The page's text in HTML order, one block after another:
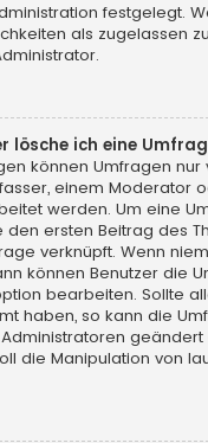
festgelegt.
als zugelassen
lösche ich eine
können Umfragen nur
einem Moderator
werden. Um eine
ersten Beitrag des
verknüpft. Wenn
können Benutzer die
bearbeiten. Sollte
haben, so kann die
die Manipulation von